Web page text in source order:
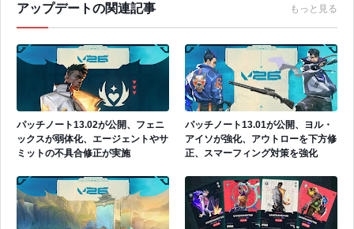
アップデートの関連記事 もっと見る
パッチノート13.02が公開、フェニ
ックスが弱体化、エージェントやサ
ミットの不具合修正が実施
パッチノート13.01が公開、ヨル・
アイソが強化、アウトローを下方修
正、スマーフィング対策を強化